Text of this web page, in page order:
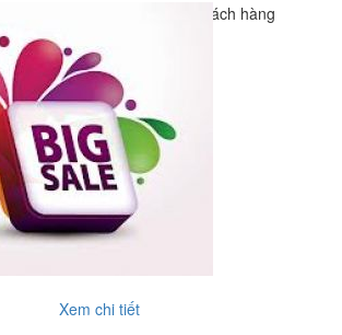
Chươhg trình tri ân khách hàng
Xem chi tiết